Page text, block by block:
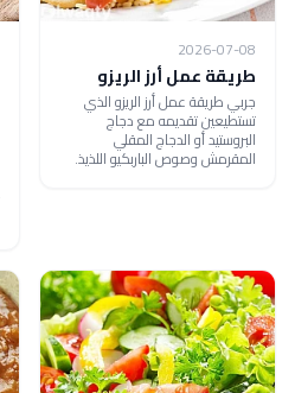
2026-07-08
طريقة عمل أرز الريزو
جربي طريقة عمل أرز الريزو الذي
تستطيعين تقديمه مع دجاج
البروستيد أو الدجاج المقلي
المقرمش وصوص الباربكيو اللذيذ.